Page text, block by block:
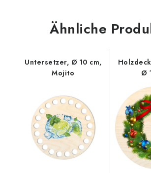
Ähnliche
Untersetzer, Ø 10 cm,
Mojito
Ø